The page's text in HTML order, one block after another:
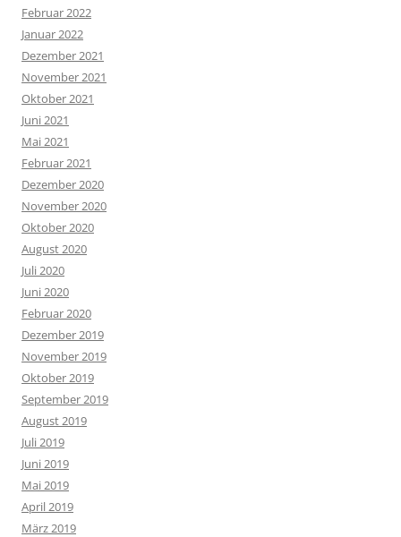
Februar 2022
Januar 2022
Dezember 2021
November 2021
Oktober 2021
Juni 2021
Mai 2021
Februar 2021
Dezember 2020
November 2020
Oktober 2020
August 2020
Juli 2020
Juni 2020
Februar 2020
Dezember 2019
November 2019
Oktober 2019
September 2019
August 2019
Juli 2019
Juni 2019
Mai 2019
April 2019
März 2019